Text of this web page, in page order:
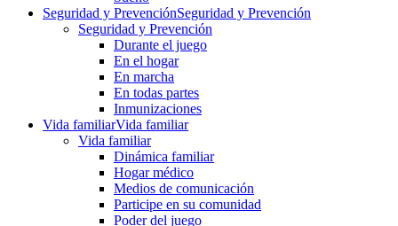
Seguridad y PrevenciónSeguridad y Prevención
Seguridad y Prevención
Durante el juego
En el hogar
En marcha
En todas partes
Inmunizaciones
Vida familiarVida familiar
Vida familiar
Dinámica familiar
Hogar médico
Medios de comunicación
Participe en su comunidad
Poder del juego